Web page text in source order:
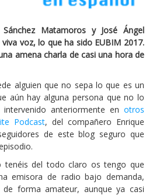
Matamoros y José Ángel
voz, lo que ha sido EUBIM 2017.
amena charla de casi una hora de
alguien que no sepa lo que es un
aún hay alguna persona que no lo
anteriormente en otros
Podcast, del compañero Enrique
de este blog seguro que
tenéis del todo claro os tengo que
emisora de radio bajo demanda,
de forma amateur, aunque ya casi